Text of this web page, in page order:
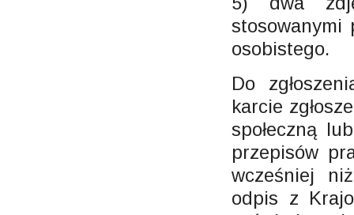
stosowanymi
osobistego.
Do
karcie
społeczną
przepisów
wcześniej
odpis z